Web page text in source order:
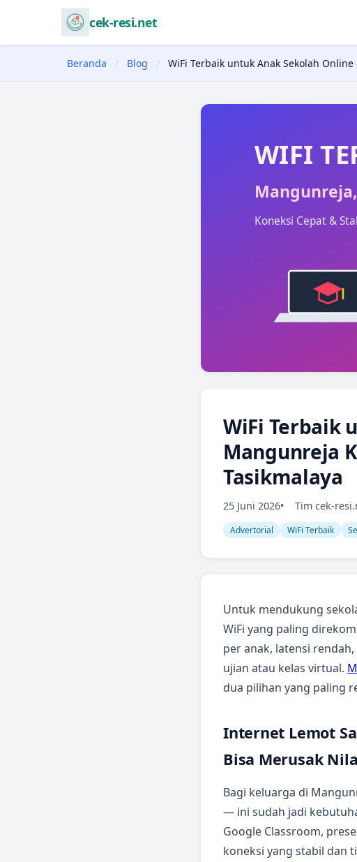
cek-resi.net
Beranda / Blog / WiFi Terbaik untuk Anak Sekolah
WiFi Terbaik
Mangunreja
Tasikmalaya
25 Juni 2026 Tim cek-
Advertorial WiFi Terbaik
Untuk mendukung
WiFi yang paling
per anak, latensi
ujian atau kelas virtual.
dua pilihan yang paling
Internet Lemot
Bisa Merusak
Bagi keluarga di
— ini sudah jadi
Google Classroom,
koneksi yang stabil dan